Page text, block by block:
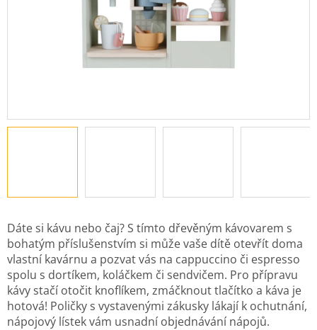
Dáte si kávu nebo čaj? S tímto dřevěným kávovarem s
bohatým příslušenstvím si může vaše dítě otevřít doma
vlastní kavárnu a pozvat vás na cappuccino či espresso
spolu s dortíkem, koláčkem či sendvičem. Pro přípravu
kávy stačí otočit knoflíkem, zmáčknout tlačítko a káva je
hotová! Poličky s vystavenými zákusky lákají k ochutnání,
nápojový lístek vám usnadní objednávání nápojů.